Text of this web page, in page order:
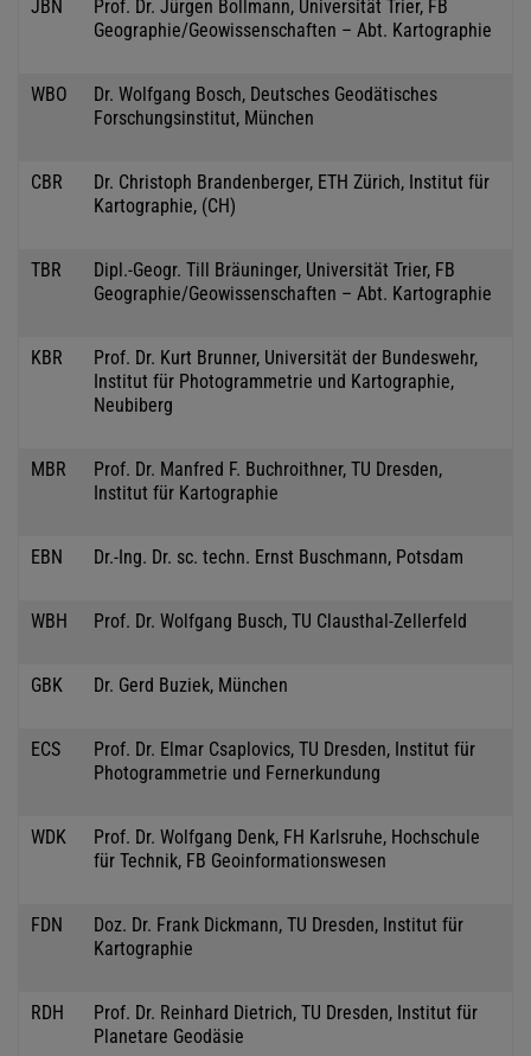
JBN
Prof. Dr. Jürgen Bollmann, Universität Trier, FB
Geographie/Geowissenschaften – Abt. Kartographie
WBO
Dr. Wolfgang Bosch, Deutsches Geodätisches
Forschungsinstitut, München
CBR
Dr. Christoph Brandenberger, ETH Zürich, Institut für
Kartographie, (CH)
TBR
Dipl.-Geogr. Till Bräuninger, Universität Trier, FB
Geographie/Geowissenschaften – Abt. Kartographie
KBR
Prof. Dr. Kurt Brunner, Universität der Bundeswehr,
Institut für Photogrammetrie und Kartographie,
Neubiberg
MBR
Prof. Dr. Manfred F. Buchroithner, TU Dresden,
Institut für Kartographie
EBN Dr.-Ing. Dr. sc. techn. Ernst Buschmann, Potsdam
WBH Prof. Dr. Wolfgang Busch, TU Clausthal-Zellerfeld
GBK Dr. Gerd Buziek, München
ECS
Prof. Dr. Elmar Csaplovics, TU Dresden, Institut für
Photogrammetrie und Fernerkundung
WDK
Prof. Dr. Wolfgang Denk, FH Karlsruhe, Hochschule
für Technik, FB Geoinformationswesen
FDN
Doz. Dr. Frank Dickmann, TU Dresden, Institut für
Kartographie
RDH
Prof. Dr. Reinhard Dietrich, TU Dresden, Institut für
Planetare Geodäsie